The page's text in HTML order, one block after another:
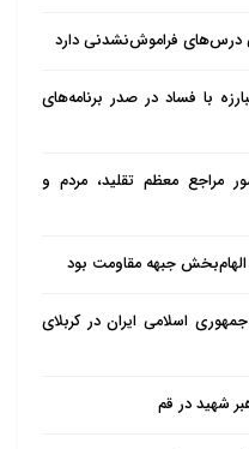
درس‌های فراموش‌نشدنی دارد
با فساد در صدر برنامه‌های
مراجع معظم تقلید، مردم و
جبهه مقاومت بود
اسلامی ایران در کربلای
شهید در قم